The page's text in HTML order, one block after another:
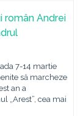
român Andrei
7-14 martie
să marcheze
an a
„Arest”, cea mai